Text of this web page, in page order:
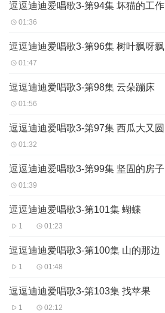
逗逗迪迪爱唱歌3-第94集 坏猫的工作
01:36
逗逗迪迪爱唱歌3-第96集 树叶飘呀飘
01:47
逗逗迪迪爱唱歌3-第98集 云朵蹦床
01:56
逗逗迪迪爱唱歌3-第97集 西瓜大又圆
01:32
逗逗迪迪爱唱歌3-第99集 坚固的房子
01:39
逗逗迪迪爱唱歌3-第101集 蝴蝶
1 01:23
逗逗迪迪爱唱歌3-第100集 山的那边
1 01:48
逗逗迪迪爱唱歌3-第103集 找苹果
1 02:12